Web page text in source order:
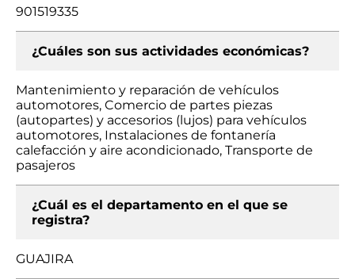
901519335
¿Cuáles son sus actividades económicas?
Mantenimiento y reparación de vehículos
automotores, Comercio de partes piezas
(autopartes) y accesorios (lujos) para vehículos
automotores, Instalaciones de fontanería
calefacción y aire acondicionado, Transporte de
pasajeros
¿Cuál es el departamento en el que se
registra?
GUAJIRA